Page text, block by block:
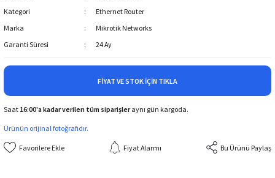
Kategori
Ethernet Router
Marka
Mikrotik Networks
Garanti Süresi
24 Ay
FIYAT VE STOK İÇIN TIKLA
Saat 16:00'a kadar verilen tüm siparişleraynı gün kargoda.
Ürünün orijinal fotoğrafıdır.
Fiyat Alarmı Bu Ürünü Paylaş